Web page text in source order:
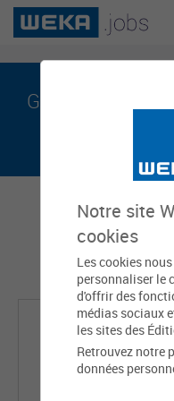
Notre site
cookies
Les cookies
personnaliser le
d'offrir des
médias sociaux
les sites des
Retrouvez notre
données
Gaëlle
le